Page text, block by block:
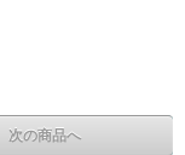
次の商品へ